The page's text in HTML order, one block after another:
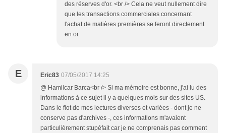
des réserves d'or. <br /> Cela ne veut nullement dire
que les transactions commerciales concernant
l'achat de matières premières se feront directement
en or.
E Eric83 07/05/2017 14:25
@ Hamilcar Barca<br /> Si ma mémoire est bonne, j'ai lu des
informations à ce sujet il y a quelques mois sur des sites US.
Dans le flot de mes lectures diverses et variées - dont je ne
conserve pas d'archives -, ces informations m'avaient
particulièrement stupéfait car je ne comprenais pas comment